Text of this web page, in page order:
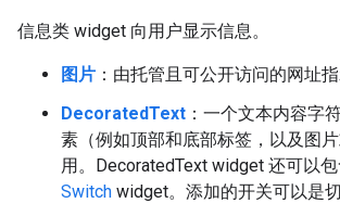
信息类 widget 向用户显示信息。
图片 ：由托管且可公开访问的网址指
DecoratedText ：一个文本内容字
素（例如顶部和底部标签，以及图
用。DecoratedText widget 还可以
Switch widget。添加的开关可以是